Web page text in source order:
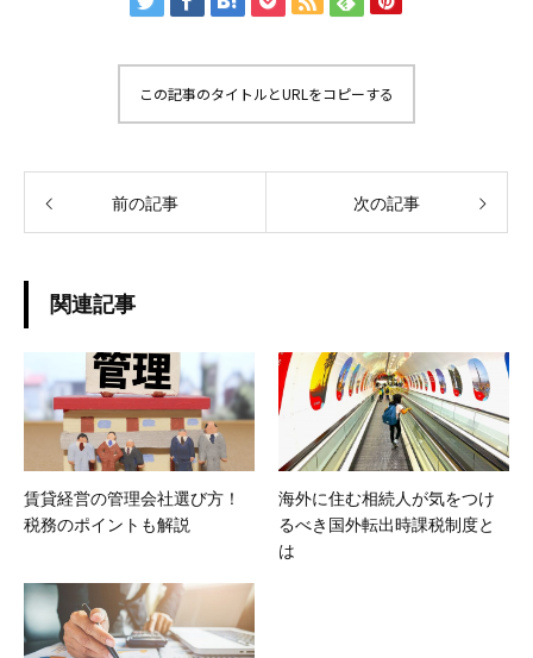
この記事のタイトルとURLをコピーする
前の記事 次の記事
関連記事
賃貸経営の管理会社選び方！
税務のポイントも解説
海外に住む相続人が気をつけ
るべき国外転出時課税制度と
は